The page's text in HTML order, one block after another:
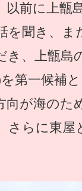
前に上甑
を聞き、ま
、上甑島
第一候補
向が海のた
さらに東